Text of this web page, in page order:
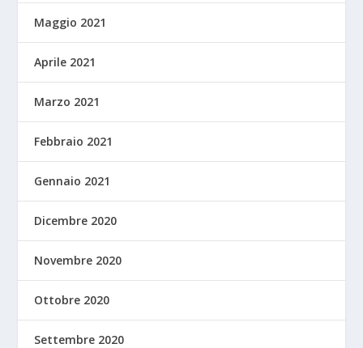
Maggio 2021
Aprile 2021
Marzo 2021
Febbraio 2021
Gennaio 2021
Dicembre 2020
Novembre 2020
Ottobre 2020
Settembre 2020